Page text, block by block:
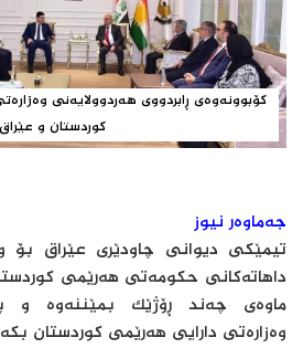
کۆبوونەوەی ڕابردووی هەردوولایەنی
کوردستان و عێراق
جەماوەر نیوز
تیمێکی دیوانی چاودێری عێراق
داهاتەکانی حکومەتی هەرێمی
ماوەی چەند ڕۆژێک بمێننەوە و
وەزارەتی دارایی هەرێمی کوردستان